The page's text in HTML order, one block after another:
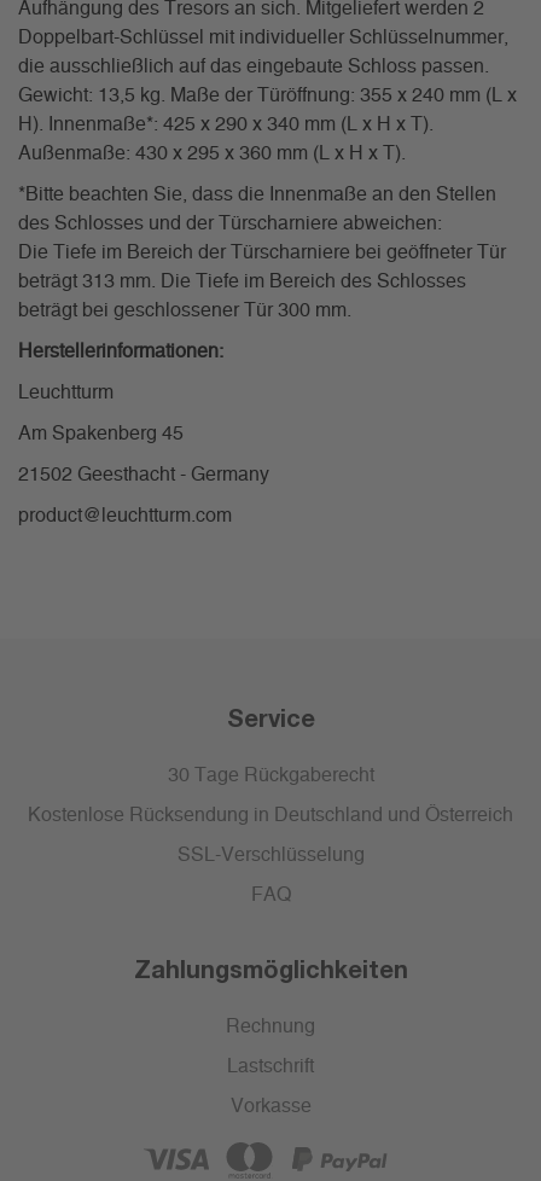
Aufhängung des Tresors an sich. Mitgeliefert werden 2
Doppelbart-Schlüssel mit individueller Schlüsselnummer,
die ausschließlich auf das eingebaute Schloss passen.
Gewicht: 13,5 kg. Maße der Türöffnung: 355 x 240 mm (L x
H). Innenmaße*: 425 x 290 x 340 mm (L x H x T).
Außenmaße: 430 x 295 x 360 mm (L x H x T).
*Bitte beachten Sie, dass die Innenmaße an den Stellen
des Schlosses und der Türscharniere abweichen:
Die Tiefe im Bereich der Türscharniere bei geöffneter Tür
beträgt 313 mm. Die Tiefe im Bereich des Schlosses
beträgt bei geschlossener Tür 300 mm.
Herstellerinformationen:
Leuchtturm
Am Spakenberg 45
21502 Geesthacht - Germany
product@leuchtturm.com
Service
30 Tage Rückgaberecht
Kostenlose Rücksendung in Deutschland und Österreich
SSL-Verschlüsselung
FAQ
Zahlungsmöglichkeiten
Rechnung
Lastschrift
Vorkasse